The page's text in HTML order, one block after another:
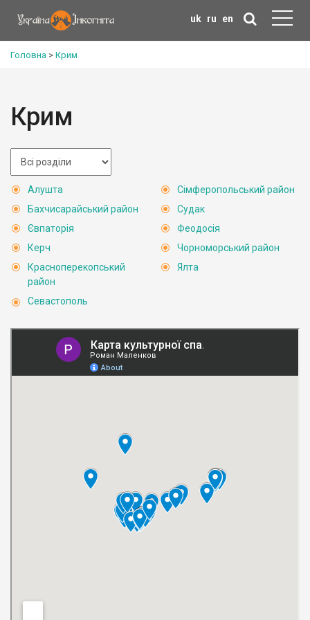
uk ru en
Головна > Крим
Крим
Алушта
Бахчисарайський район
Євпаторія
Керч
Красноперекопський
район
Севастополь
Сімферопольський район
Судак
Феодосія
Чорноморський район
Ялта